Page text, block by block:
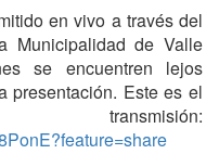
en vivo a través del
Municipalidad de Valle
se encuentren lejos
presentación. Este es el